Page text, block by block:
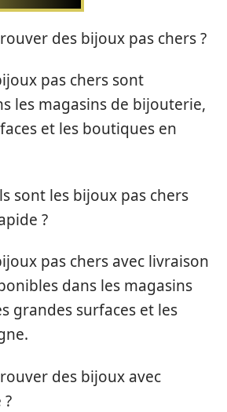
des bijoux pas chers ?
pas chers sont
les magasins de bijouterie,
et les boutiques en
sont les bijoux pas chers
?
pas chers avec livraison
dans les magasins
grandes surfaces et les
des bijoux avec